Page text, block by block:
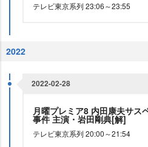
テレビ東京系列 23:06～23:55
2022
2022-02-28
月曜プレミア8 内田康夫サス
事件 主演・岩田剛典[解]
テレビ東京系列 20:00～21:54